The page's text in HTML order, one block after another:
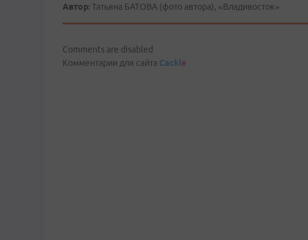
Автор:Татьяна БАТОВА (фото автора), «Владивосток»
Comments are disabled
Комментарии для сайта Cackle